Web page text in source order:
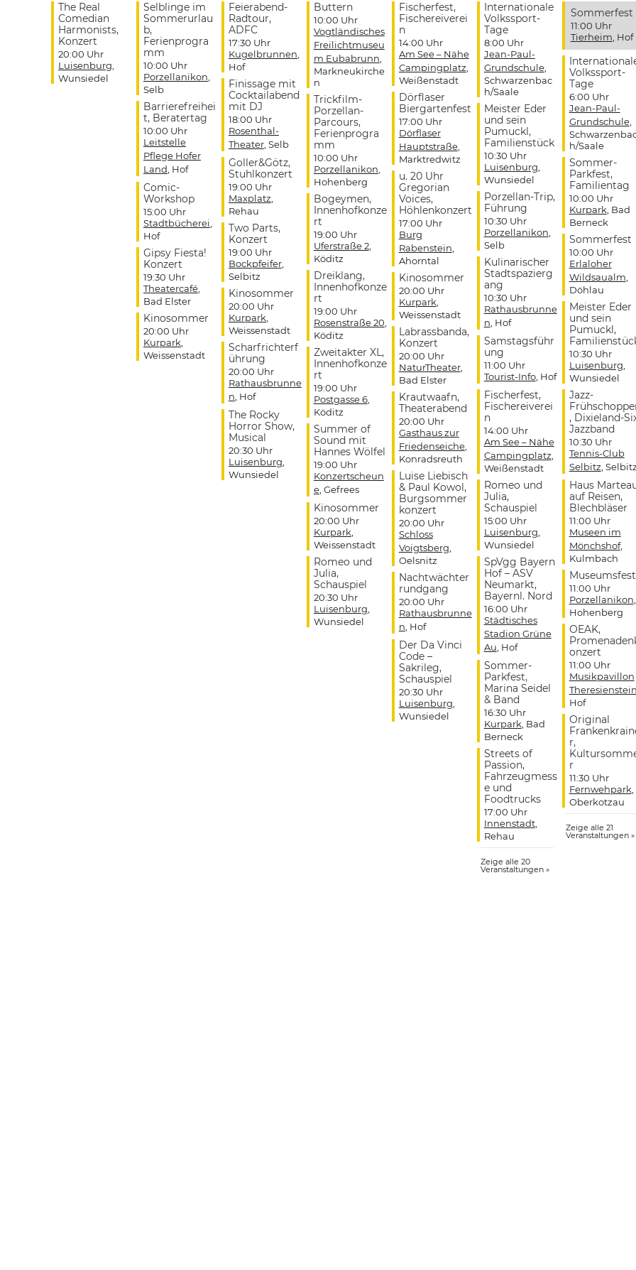
The Real
Comedian
Harmonists,
Konzert
20:00 Uhr
Luisenburg,
Wunsiedel
Selblinge im
Sommerurlau
b,
Ferienprogra
mm
10:00 Uhr
Porzellanikon,
Selb
Barrierefreihei
t, Beratertag
10:00 Uhr
Leitstelle
Pflege Hofer
Land, Hof
Comic-
Workshop
15:00 Uhr
Stadtbücherei,
Hof
Gipsy Fiesta!
Konzert
19:30 Uhr
Theatercafé,
Bad Elster
Kinosommer
20:00 Uhr
Kurpark,
Weissenstadt
Feierabend-
Radtour,
ADFC
17:30 Uhr
Kugelbrunnen,
Hof
Finissage mit
Cocktailabend
mit DJ
18:00 Uhr
Rosenthal-
Theater, Selb
Goller&Götz,
Stuhlkonzert
19:00 Uhr
Maxplatz,
Rehau
Two Parts,
Konzert
19:00 Uhr
Bockpfeifer,
Selbitz
Kinosommer
20:00 Uhr
Kurpark,
Weissenstadt
Scharfrichterf
ührung
20:00 Uhr
Rathausbrunne
n, Hof
The Rocky
Horror Show,
Musical
20:30 Uhr
Luisenburg,
Wunsiedel
Buttern
10:00 Uhr
Vogtländisches
Freilichtmuseu
m Eubabrunn,
Markneukirche
n
Trickfilm-
Porzellan-
Parcours,
Ferienprogra
mm
10:00 Uhr
Porzellanikon,
Hohenberg
Bogeymen,
Innenhofkonze
rt
19:00 Uhr
Uferstraße 2,
Köditz
Dreiklang,
Innenhofkonze
rt
19:00 Uhr
Rosenstraße 20,
Köditz
Zweitakter XL,
Innenhofkonze
rt
19:00 Uhr
Postgasse 6,
Köditz
Summer of
Sound mit
Hannes Wölfel
19:00 Uhr
Konzertscheun
e, Gefrees
Kinosommer
20:00 Uhr
Kurpark,
Weissenstadt
Romeo und
Julia,
Schauspiel
20:30 Uhr
Luisenburg,
Wunsiedel
Fischerfest,
Fischereiverei
n
14:00 Uhr
Am See – Nähe
Campingplatz,
Weißenstadt
Dörflaser
Biergartenfest
17:00 Uhr
Dörflaser
Hauptstraße,
Marktredwitz
u. 20 Uhr
Gregorian
Voices,
Höhlenkonzert
17:00 Uhr
Burg
Rabenstein,
Ahorntal
Kinosommer
20:00 Uhr
Kurpark,
Weissenstadt
Labrassbanda,
Konzert
20:00 Uhr
NaturTheater,
Bad Elster
Krautwaafn,
Theaterabend
20:00 Uhr
Gasthaus zur
Friedenseiche,
Konradsreuth
Luise Liebisch
& Paul Kowol,
Burgsommer
konzert
20:00 Uhr
Schloss
Voigtsberg,
Oelsnitz
Nachtwächter
rundgang
20:00 Uhr
Rathausbrunne
n, Hof
Der Da Vinci
Code –
Sakrileg,
Schauspiel
20:30 Uhr
Luisenburg,
Wunsiedel
Internationale
Volkssport-
Tage
8:00 Uhr
Jean-Paul-
Grundschule,
Schwarzenbac
h/Saale
Meister Eder
und sein
Pumuckl,
Familienstück
10:30 Uhr
Luisenburg,
Wunsiedel
Porzellan-Trip,
Führung
10:30 Uhr
Porzellanikon,
Selb
Kulinarischer
Stadtspazierg
ang
10:30 Uhr
Rathausbrunne
n, Hof
Samstagsführ
ung
11:00 Uhr
Tourist-Info, Hof
Fischerfest,
Fischereiverei
n
14:00 Uhr
Am See – Nähe
Campingplatz,
Weißenstadt
Romeo und
Julia,
Schauspiel
15:00 Uhr
Luisenburg,
Wunsiedel
SpVgg Bayern
Hof – ASV
Neumarkt,
Bayernl. Nord
16:00 Uhr
Städtisches
Stadion Grüne
Au, Hof
Sommer-
Parkfest,
Marina Seidel
& Band
16:30 Uhr
Kurpark, Bad
Berneck
Streets of
Passion,
Fahrzeugmess
e und
Foodtrucks
17:00 Uhr
Innenstadt,
Rehau
Zeige alle 20
Veranstaltungen »
Sommerfest
11:00 Uhr
Tierheim, Hof
Volkssport-
Tage
6:00 Uhr
Jean-Paul-
Grundschule,
h/Saale
Sommer-
Parkfest,
Familientag
10:00 Uhr
Kurpark, Bad
Berneck
Sommerfest
10:00 Uhr
Erlaloher
Wildsaualm,
Döhlau
Meister Eder
und sein
Pumuckl,
10:30 Uhr
Luisenburg,
Wunsiedel
Jazz-
, Dixieland-
Jazzband
10:30 Uhr
Tennis-Club
Selbitz,
Haus
auf Reisen,
Blechbläser
11:00 Uhr
Museen im
Mönchshof,
Kulmbach
Museumsfest
11:00 Uhr
Porzellanikon,
Hohenberg
OEAK,
onzert
11:00 Uhr
Musikpavillon
Hof
Original
r,
r
11:30 Uhr
Fernwehpark,
Oberkotzau
Zeige alle 21
Veranstaltungen »